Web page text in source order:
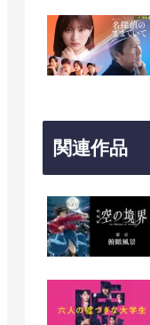
関連作品